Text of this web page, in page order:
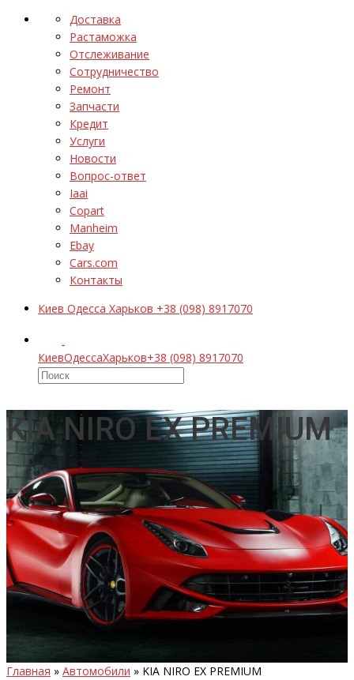
Доставка
Растаможка
Отслеживание
Сотрудничество
Ремонт
Запчасти
Кредит
Услуги
Новости
Вопрос-ответ
Iaai
Copart
Manheim
Ebay
Cars.com
Контакты
Киев Одесса Харьков +38 (098) 8917070
КиевОдессаХарьков+38 (098) 8917070
KIA NIRO EX PREMIUM
Главная » Автомобили » KIA NIRO EX PREMIUM